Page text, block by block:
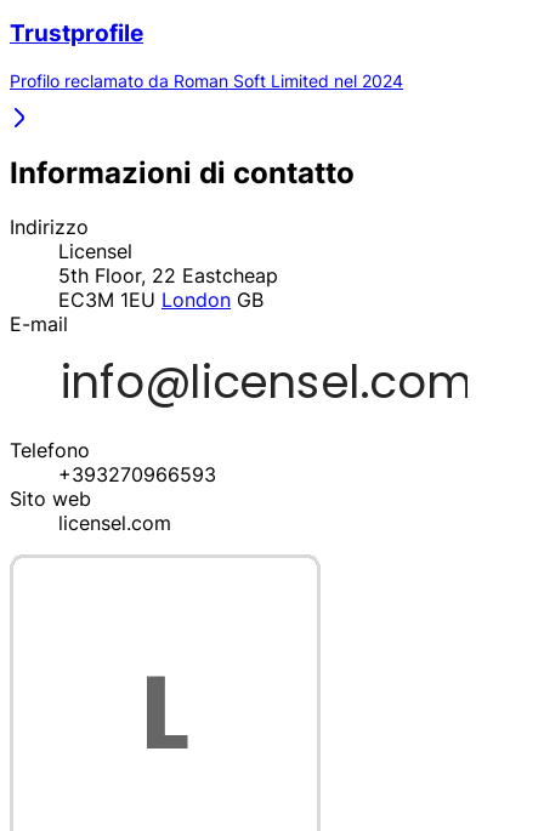
Trustprofile
Profilo reclamato da Roman Soft Limited nel 2024
Informazioni di contatto
Indirizzo
Licensel
5th Floor, 22 Eastcheap
EC3M 1EU London GB
E-mail
Telefono
+393270966593
Sito web
licensel.com